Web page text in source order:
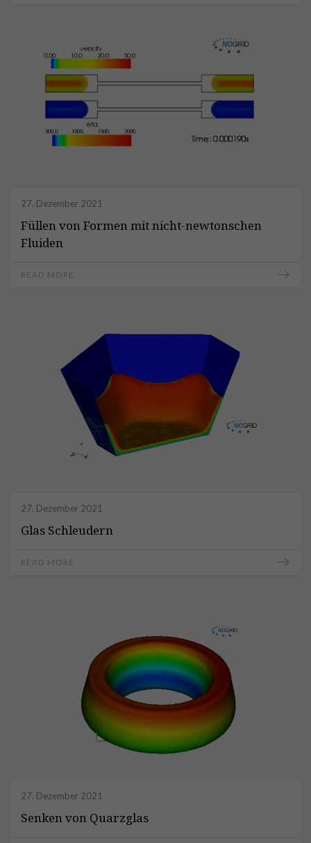
27. Dezember 2021
Füllen von Formen mit nicht-newtonschen
Fluiden
READ MORE
27. Dezember 2021
Glas Schleudern
READ MORE
27. Dezember 2021
Senken von Quarzglas